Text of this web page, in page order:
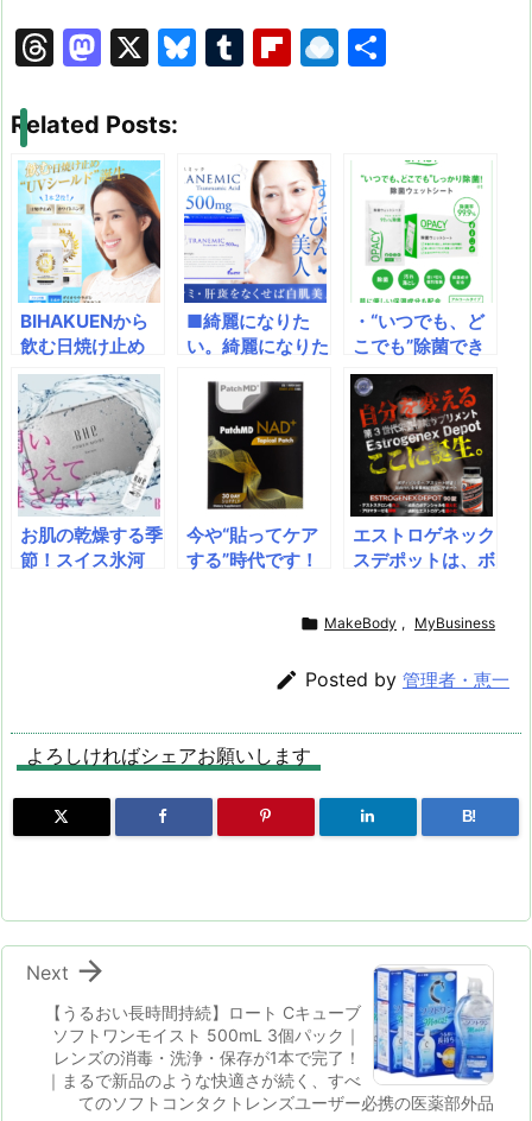
T
e
a
d
s
M
st
o
d
o
n
X
Bl
s
k
y
T
bl
r
Fl
o
ar
d
R
dr
p.
io
Related Posts:
BIHAKUENから
飲む日焼け止め
「UVシールド」
が出てる！一歩上
を行く飲む日焼け
止め！紫外線防止
と美白を同時に実
現！
■綺麗になりた
い。綺麗になりた
の原因メラニンを
抑制♪あのトラン
シーノと同成分ト
ラネキサム酸を配
合しています。
・“いつでも、ど
こでも”除菌でき
る！・肌にもとっ
てもやさしい！・
衛生面にも配慮！
身のまわりのも
の、なんでも除
菌！衛生的な使い
切りタイプ
お肌の乾燥する季
節！スイス氷河
ケア用のセラムで
す。
今や“貼ってケア
する”時代です！
24種！！なにか
の体調管理。
エストロゲネック
スデポットは、ボ
トネスファンにと
栄養補給学的にサ
き締まった筋肉を
ションです。
 MakeBody , MyBusiness
 Posted by 管理者・恵一
よろしければシェアお願いします
B!
【うるおい長時間持続】ロート Cキューブ
ソフトワンモイスト 500mL 3個パック｜
レンズの消毒・洗浄・保存が1本で完了！
｜まるで新品のような快適さが続く、すべ
てのソフトコンタクトレンズユーザー必携の医薬部外品

Next